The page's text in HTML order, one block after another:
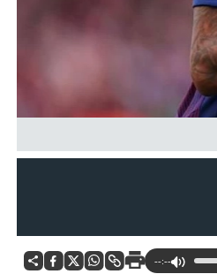
--:--